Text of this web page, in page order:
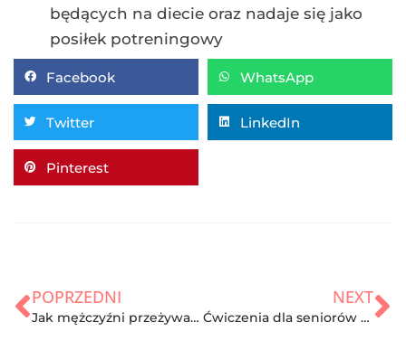
będących na diecie oraz nadaje się jako
posiłek potreningowy
Facebook WhatsApp
Twitter LinkedIn
Pinterest
POPRZEDNI
Jak mężczyźni przeżywają rozstanie?
NEXT
Ćwiczenia dla seniorów – co wybrać?